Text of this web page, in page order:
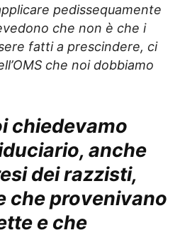
pedissequamente
che non è che i
fatti a prescindere, ci
che noi dobbiamo
chiedevamo
anche
dei razzisti,
che provenivano
e che